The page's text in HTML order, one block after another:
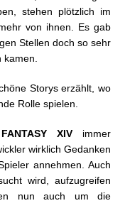
stehen plötzlich im
von ihnen. Es gab
Stellen doch so sehr
kamen.
Storys erzählt, wo
Rolle spielen.
XIVimmer
wirklich Gedanken
annehmen. Auch
wird, aufzugreifen
nun auch um die